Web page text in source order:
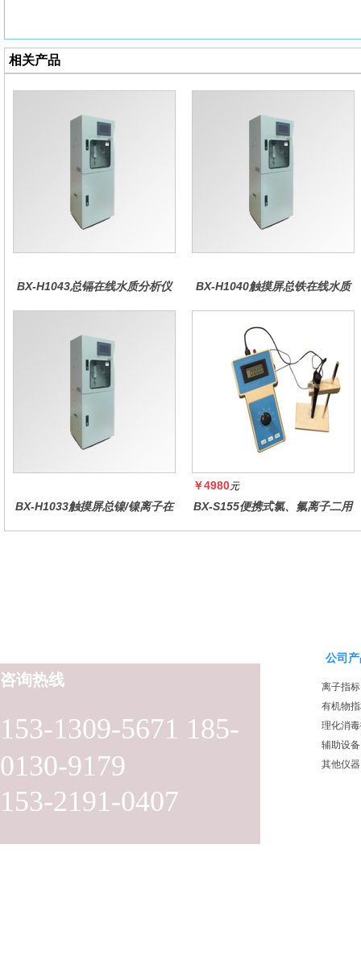
相关产品
BX-H1043总镉在线水质分析仪
BX-H1040触摸屏总铁在线水质
BX-H1033触摸屏总镍/镍离子在
￥4980元
BX-S155便携式氯、氟离子二用
153-1309-5671 185-
0130-9179
153-2191-0407
咨询热线
公司
离子指标
有机物
理化消
辅助设备
其他仪器